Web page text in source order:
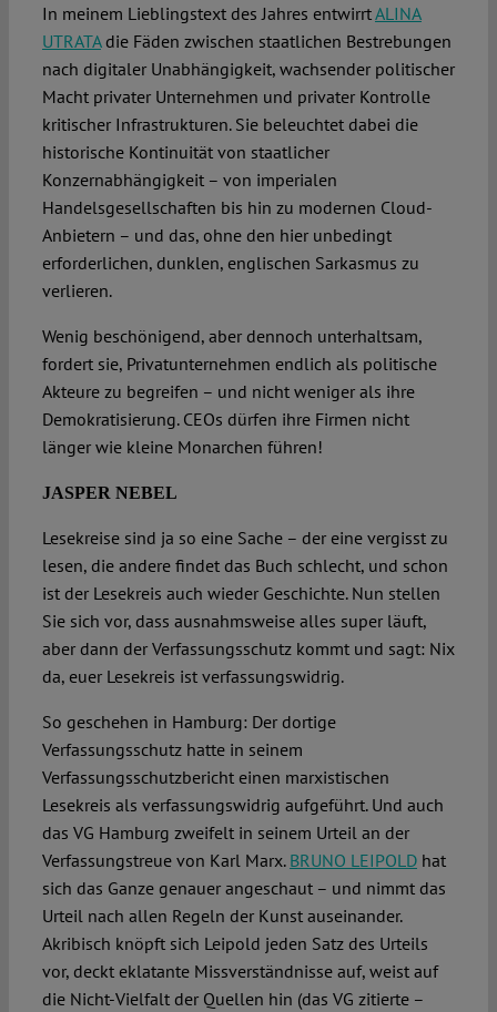
In meinem Lieblingstext des Jahres entwirrtALINA
UTRATAdie Fäden zwischen staatlichen Bestrebungen
nach digitaler Unabhängigkeit, wachsender politischer
Macht privater Unternehmen und privater Kontrolle
kritischer Infrastrukturen. Sie beleuchtet dabei die
historische Kontinuität von staatlicher
Konzernabhängigkeit – von imperialen
Handelsgesellschaften bis hin zu modernen Cloud-
Anbietern – und das, ohne den hier unbedingt
erforderlichen, dunklen, englischen Sarkasmus zu
verlieren.
Wenig beschönigend, aber dennoch unterhaltsam,
fordert sie, Privatunternehmen endlich als politische
Akteure zu begreifen – und nicht weniger als ihre
Demokratisierung. CEOs dürfen ihre Firmen nicht
länger wie kleine Monarchen führen!
JASPER NEBEL
Lesekreise sind ja so eine Sache – der eine vergisst zu
lesen, die andere findet das Buch schlecht, und schon
ist der Lesekreis auch wieder Geschichte. Nun stellen
Sie sich vor, dass ausnahmsweise alles super läuft,
aber dann der Verfassungsschutz kommt und sagt: Nix
da, euer Lesekreis ist verfassungswidrig.
So geschehen in Hamburg: Der dortige
Verfassungsschutz hatte in seinem
Verfassungsschutzbericht einen marxistischen
Lesekreis als verfassungswidrig aufgeführt. Und auch
das VG Hamburg zweifelt in seinem Urteil an der
Verfassungstreue von Karl Marx. BRUNO LEIPOLDhat
sich das Ganze genauer angeschaut – und nimmt das
Urteil nach allen Regeln der Kunst auseinander.
Akribisch knöpft sich Leipold jeden Satz des Urteils
vor, deckt eklatante Missverständnisse auf, weist auf
die Nicht-Vielfalt der Quellen hin (das VG zitierte –